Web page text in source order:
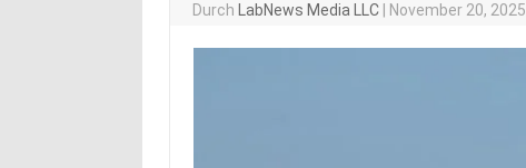
Durch LabNews Media LLC November 20, 2025